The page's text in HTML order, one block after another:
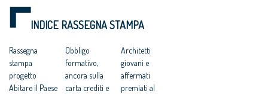
Coni:
“valorizzare il
giovani
progettisti”
Regolamento
edilizio unico,
Lombardia sul
unico
Stefano Boeri:
‘in Italia troppi
architetti
promuovono il
degli appalti
«Attuare in
fretta gli
incentivi ai
INDICE RASSEGNA STAMPA
Rassegna
stampa
progetto
Abitare il Paese
Obbligo
formativo,
ancora sulla
carta crediti e
Architetti
giovani e
affermati
premiati al